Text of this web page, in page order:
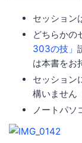
セッション
どちらかの
303の技」
は本書をお
セッション
構いません
ノートパソ